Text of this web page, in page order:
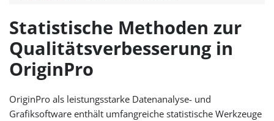
Statistische Methoden zur
Qualitätsverbesserung in
OriginPro
OriginPro als leistungsstarke Datenanalyse- und
Grafiksoftware enthält umfangreiche statistische Werkzeuge